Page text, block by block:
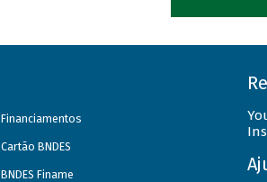
Financiamentos
Cartão BNDES
BNDES Finame